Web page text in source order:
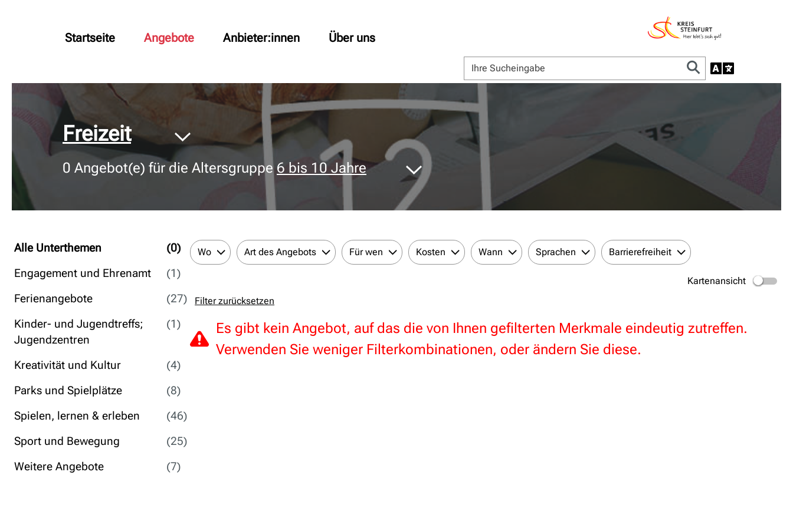
Startseite Angebote Anbieter:innen Über uns
© Bildnachweis
Freizeit
0 Angebot(e) für die Altersgruppe 6 bis 10 Jahre
Alle Unterthemen
(0)
Engagement und Ehrenamt
(1)
Ferienangebote
(27)
Kinder- und Jugendtreffs;
Jugendzentren
(1)
Kreativität und Kultur
(4)
Parks und Spielplätze
(8)
Spielen, lernen & erleben
(46)
Sport und Bewegung
(25)
Weitere Angebote
(7)
Wo Art des Angebots Für wen Kosten Wann Sprachen Barrierefreiheit
Kartenansicht
Filter zurücksetzen
Es gibt kein Angebot, auf das die von Ihnen gefilterten Merkmale eindeutig zutreffen.
Verwenden Sie weniger Filterkombinationen, oder ändern Sie diese.